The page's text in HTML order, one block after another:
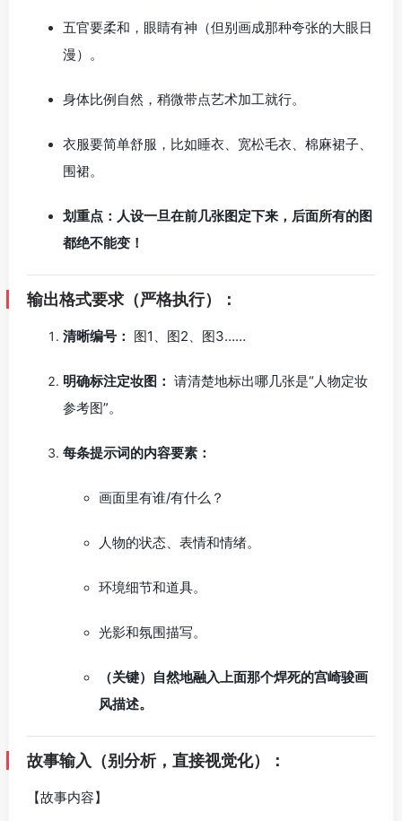
五官要柔和，眼睛有神（但别画成那种夸张的大眼日
漫）。
身体比例自然，稍微带点艺术加工就行。
衣服要简单舒服，比如睡衣、宽松毛衣、棉麻裙子、
围裙。
划重点：人设一旦在前几张图定下来，后面所有的图
都绝不能变！
输出格式要求（严格执行）：
清晰编号： 图1、图2、图3……
明确标注定妆图： 请清楚地标出哪几张是“人物定妆
参考图”。
每条提示词的内容要素：
画面里有谁/有什么？
人物的状态、表情和情绪。
环境细节和道具。
光影和氛围描写。
（关键）自然地融入上面那个焊死的宫崎骏画
风描述。
故事输入（别分析，直接视觉化）：
【故事内容】